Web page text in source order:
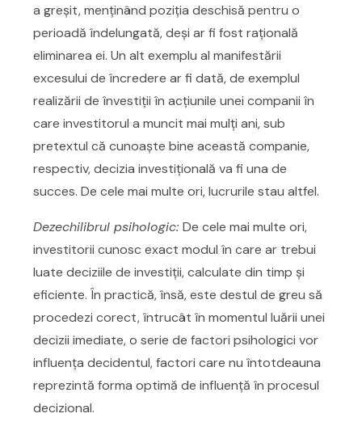
a greșit, menținând poziția deschisă pentru o
perioadă îndelungată, deși ar fi fost rațională
eliminarea ei. Un alt exemplu al manifestării
excesului de încredere ar fi dată, de exemplul
realizării de învestiții în acțiunile unei companii în
care investitorul a muncit mai mulți ani, sub
pretextul că cunoaște bine această companie,
respectiv, decizia investițională va fi una de
succes. De cele mai multe ori, lucrurile stau altfel.
Dezechilibrul psihologic: De cele mai multe ori,
investitorii cunosc exact modul în care ar trebui
luate deciziile de investiții, calculate din timp și
eficiente. În practică, însă, este destul de greu să
procedezi corect, întrucât în momentul luării unei
decizii imediate, o serie de factori psihologici vor
influența decidentul, factori care nu întotdeauna
reprezintă forma optimă de influență în procesul
decizional.